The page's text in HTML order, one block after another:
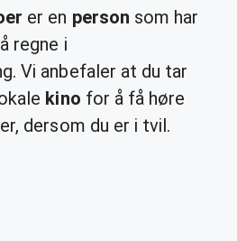
er en person som har
å regne i
Vi anbefaler at du tar
kino for å få høre
dersom du er i tvil.